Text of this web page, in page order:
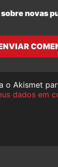
novas
o Akismet
dados em